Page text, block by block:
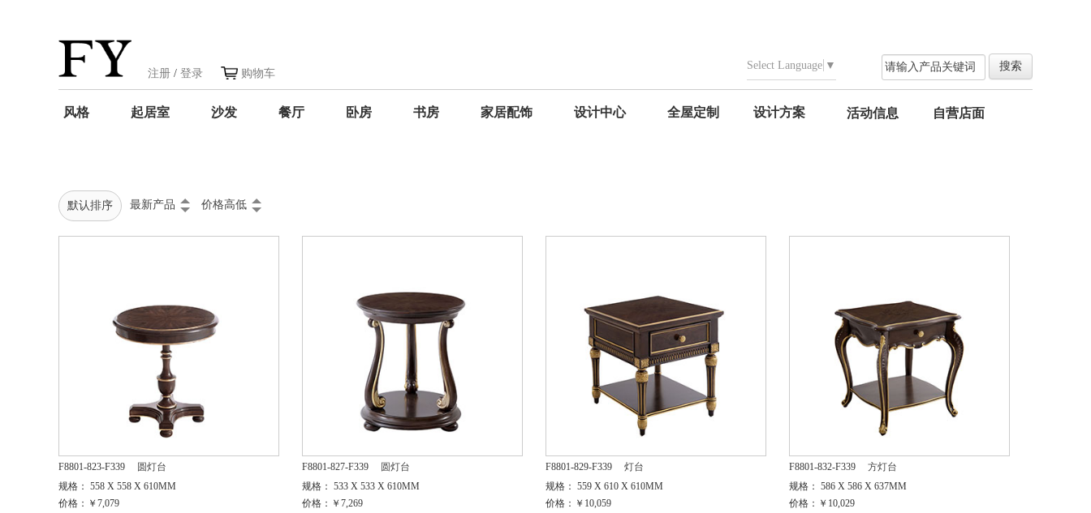
Select Language ▼
注册 / 登录 购物车
风格 起居室 沙发 餐厅 卧房 书房 家居配饰 设计中心 全屋定制 设计方案 活动信息 自营店面
默认排序 最新产品 价格高低
F8801-823-F339
圆灯台
规格： 558 X 558 X 610MM
价格：￥7,079
F8801-827-F339
圆灯台
规格： 533 X 533 X 610MM
价格：￥7,269
F8801-829-F339
灯台
规格： 559 X 610 X 610MM
价格：￥10,059
F8801-832-F339
方灯台
规格： 586 X 586 X 637MM
价格：￥10,029